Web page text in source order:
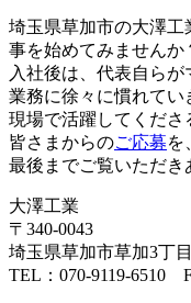
埼玉県草加市の大澤
事を始めてみませんか
入社後は、代表自らが
業務に徐々に慣れて
現場で活躍してくださ
皆さまからのご応募を
最後までご覧いただき
大澤工業
〒340-0043
埼玉県草加市草加3丁
TEL：070-9119-6510